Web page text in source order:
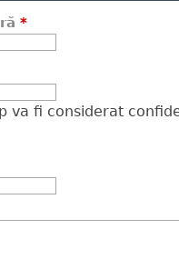
*
va fi considerat